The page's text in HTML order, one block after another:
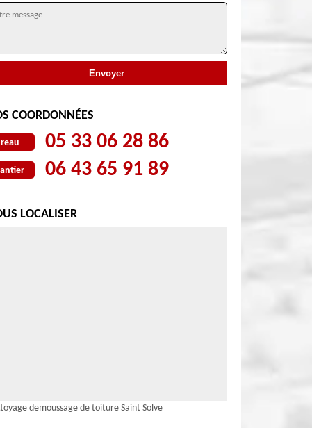
COORDONNÉES
05 33 06 28 86
06 43 65 91 89
LOCALISER
demoussage de toiture Saint Solve